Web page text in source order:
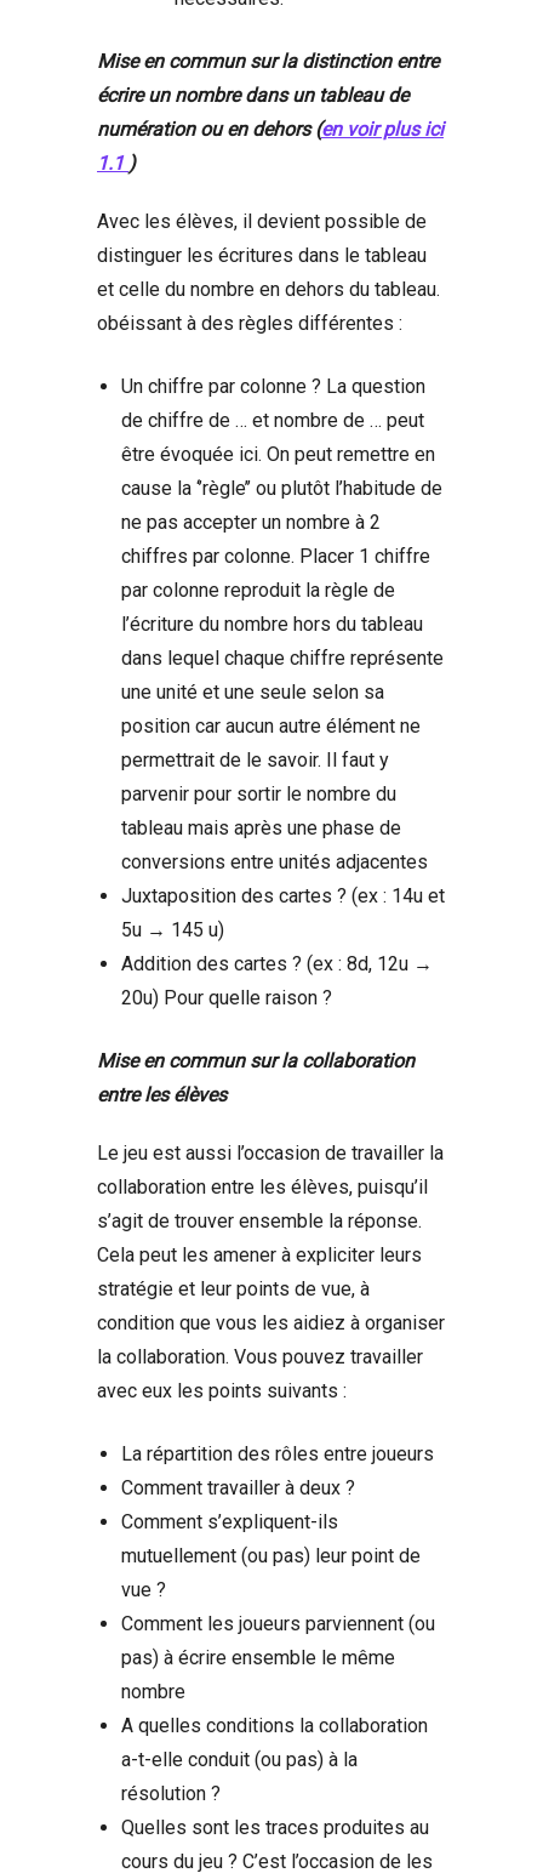
Mise en commun sur la distinction entre
écrire un nombre dans un tableau de
numération ou en dehors (en voir plus ici
1.1 )
Avec les élèves, il devient possible de
distinguer les écritures dans le tableau
et celle du nombre en dehors du tableau.
obéissant à des règles différentes :
Un chiffre par colonne ? La question
de chiffre de … et nombre de … peut
être évoquée ici. On peut remettre en
cause la ‘’règle’’ ou plutôt l’habitude de
ne pas accepter un nombre à 2
chiffres par colonne. Placer 1 chiffre
par colonne reproduit la règle de
l’écriture du nombre hors du tableau
dans lequel chaque chiffre représente
une unité et une seule selon sa
position car aucun autre élément ne
permettrait de le savoir. Il faut y
parvenir pour sortir le nombre du
tableau mais après une phase de
conversions entre unités adjacentes
Juxtaposition des cartes ? (ex : 14u et
5u → 145 u)
Addition des cartes ? (ex : 8d, 12u →
20u) Pour quelle raison ?
Mise en commun sur la collaboration
entre les élèves
Le jeu est aussi l’occasion de travailler la
collaboration entre les élèves, puisqu’il
s’agit de trouver ensemble la réponse.
Cela peut les amener à expliciter leurs
stratégie et leur points de vue, à
condition que vous les aidiez à organiser
la collaboration. Vous pouvez travailler
avec eux les points suivants :
La répartition des rôles entre joueurs
Comment travailler à deux ?
Comment s’expliquent-ils
mutuellement (ou pas) leur point de
vue ?
Comment les joueurs parviennent (ou
pas) à écrire ensemble le même
nombre
A quelles conditions la collaboration
a-t-elle conduit (ou pas) à la
résolution ?
Quelles sont les traces produites au
cours du jeu ? C’est l’occasion de les